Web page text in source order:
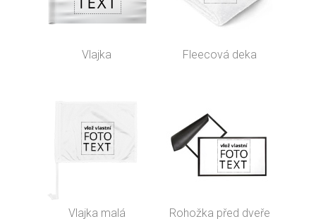
Vlajka Fleecová deka
Vlajka malá Rohožka před dveře